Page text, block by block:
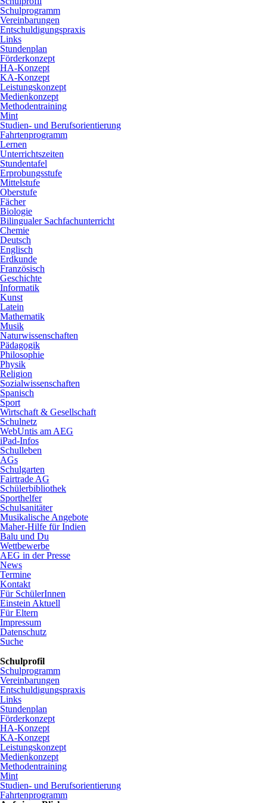
Schulprogramm
Vereinbarungen
Entschuldigungspraxis
Links
Stundenplan
Förderkonzept
HA-Konzept
KA-Konzept
Leistungskonzept
Medienkonzept
Methodentraining
Mint
Studien- und Berufsorientierung
Fahrtenprogramm
Lernen
Unterrichtszeiten
Stundentafel
Erprobungsstufe
Mittelstufe
Oberstufe
Fächer
Biologie
Bilingualer Sachfachunterricht
Chemie
Deutsch
Englisch
Erdkunde
Französisch
Geschichte
Informatik
Kunst
Latein
Mathematik
Musik
Naturwissenschaften
Pädagogik
Philosophie
Physik
Religion
Sozialwissenschaften
Spanisch
Sport
Wirtschaft & Gesellschaft
Schulnetz
WebUntis am AEG
iPad-Infos
Schulleben
AGs
Schulgarten
Fairtrade AG
Schülerbibliothek
Sporthelfer
Schulsanitäter
Musikalische Angebote
Maher-Hilfe für Indien
Balu und Du
Wettbewerbe
AEG in der Presse
News
Termine
Kontakt
Für SchülerInnen
Einstein Aktuell
Für Eltern
Impressum
Datenschutz
Suche
Schulprofil
Navigation
überspringen
Schulprogramm
Vereinbarungen
Entschuldigungspraxis
Links
Stundenplan
Förderkonzept
HA-Konzept
KA-Konzept
Leistungskonzept
Medienkonzept
Methodentraining
Mint
Studien- und Berufsorientierung
Fahrtenprogramm